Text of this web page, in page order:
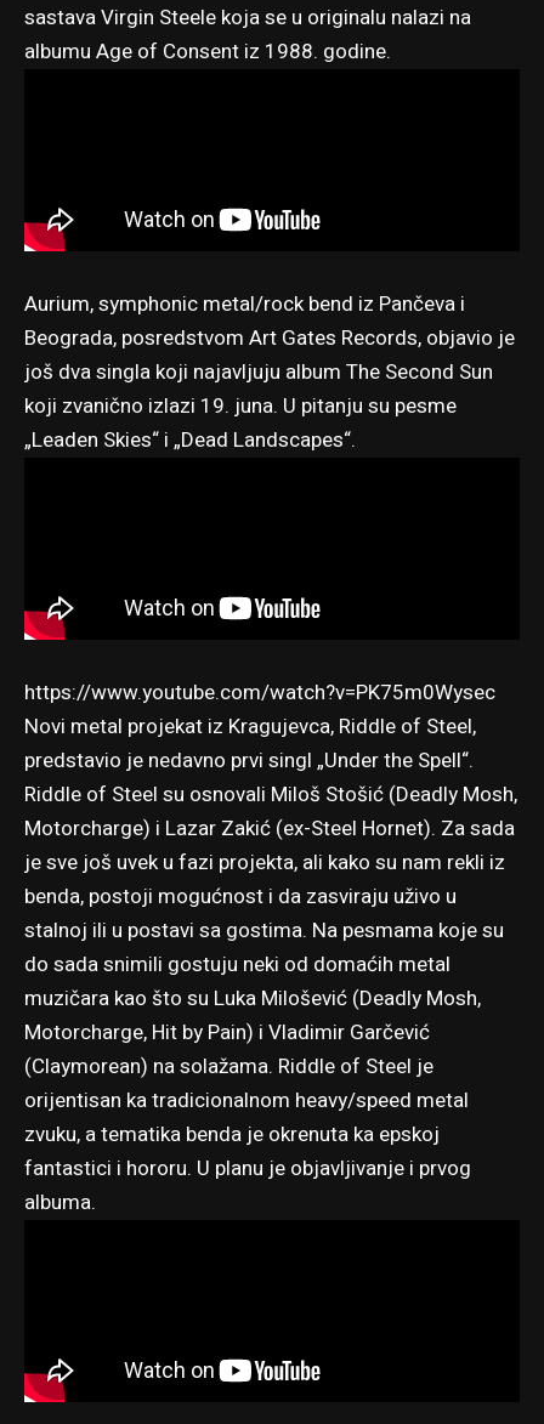
sastava Virgin Steele koja se u originalu nalazi na
albumu Age of Consent iz 1988. godine.
Aurium, symphonic metal/rock bend iz Pančeva i
Beograda, posredstvom Art Gates Records, objavio je
još dva singla koji najavljuju album The Second Sun
koji zvanično izlazi 19. juna. U pitanju su pesme
„Leaden Skies“ i „Dead Landscapes“.
https://www.youtube.com/watch?v=PK75m0Wysec
Novi metal projekat iz Kragujevca, Riddle of Steel,
predstavio je nedavno prvi singl „Under the Spell“.
Riddle of Steel su osnovali Miloš Stošić (Deadly Mosh,
Motorcharge) i Lazar Zakić (ex-Steel Hornet). Za sada
je sve još uvek u fazi projekta, ali kako su nam rekli iz
benda, postoji mogućnost i da zasviraju uživo u
stalnoj ili u postavi sa gostima. Na pesmama koje su
do sada snimili gostuju neki od domaćih metal
muzičara kao što su Luka Milošević (Deadly Mosh,
Motorcharge, Hit by Pain) i Vladimir Garčević
(Claymorean) na solažama. Riddle of Steel je
orijentisan ka tradicionalnom heavy/speed metal
zvuku, a tematika benda je okrenuta ka epskoj
fantastici i hororu. U planu je objavljivanje i prvog
albuma.